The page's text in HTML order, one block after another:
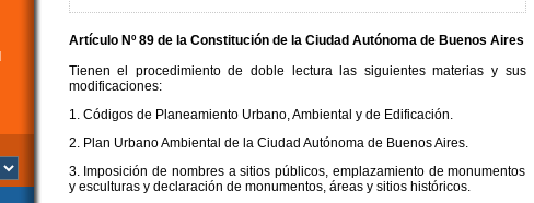
Artículo Nº 89 de la Constituciónde la Ciudad Autónoma de Buenos Aires
Tienen el procedimiento de doble lectura las siguientes materias y sus
modificaciones:
1. Códigos de Planeamiento Urbano, Ambiental y de Edificación.
2. Plan Urbano Ambiental de la Ciudad Autónoma de Buenos Aires.
3. Imposición de nombres a sitios públicos, emplazamiento de monumentos
y esculturas y declaración de monumentos, áreas y sitios históricos.